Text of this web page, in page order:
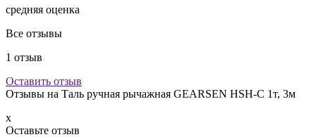
средняя оценка
Все отзывы
1 отзыв
Оставить отзыв
Отзывы на Таль ручная рычажная GEARSEN HSH-C 1т, 3м
x
Оставьте отзыв